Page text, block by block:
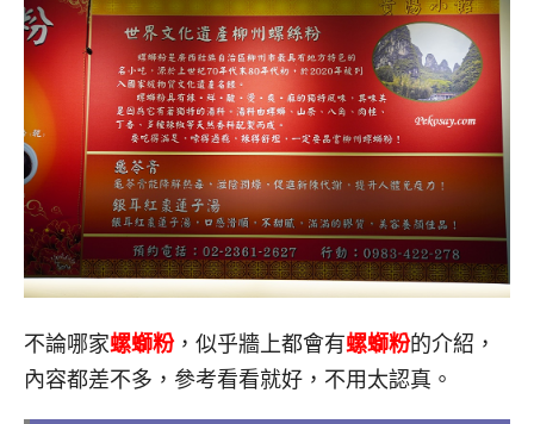
不論哪家螺螄粉，似乎牆上都會有螺螄粉的介紹，
內容都差不多，參考看看就好，不用太認真。